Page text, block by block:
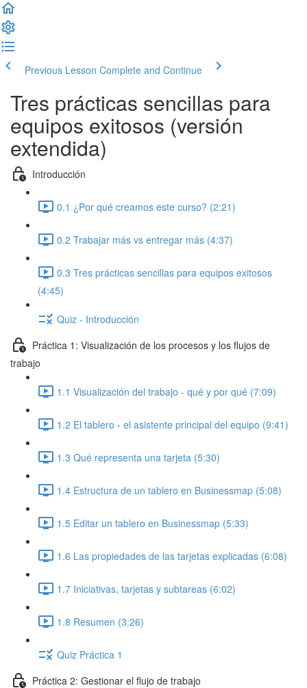
Previous Lesson Complete and Continue
Tres prácticas sencillas para
equipos exitosos (versión
extendida)
Introducción
0.1 ¿Por qué creamos este curso? (2:21)
0.2 Trabajar más vs entregar más (4:37)
0.3 Tres prácticas sencillas para equipos exitosos
(4:45)
Quiz - Introducción
Práctica 1: Visualización de los procesos y los flujos de
trabajo
1.1 Visualización del trabajo - qué y por qué (7:09)
1.2 El tablero - el asistente principal del equipo (9:41)
1.3 Qué representa una tarjeta (5:30)
1.4 Estructura de un tablero en Businessmap (5:08)
1.5 Editar un tablero en Businessmap (5:33)
1.6 Las propiedades de las tarjetas explicadas (6:08)
1.7 Iniciativas, tarjetas y subtareas (6:02)
1.8 Resumen (3:26)
Quiz Práctica 1
Práctica 2: Gestionar el flujo de trabajo